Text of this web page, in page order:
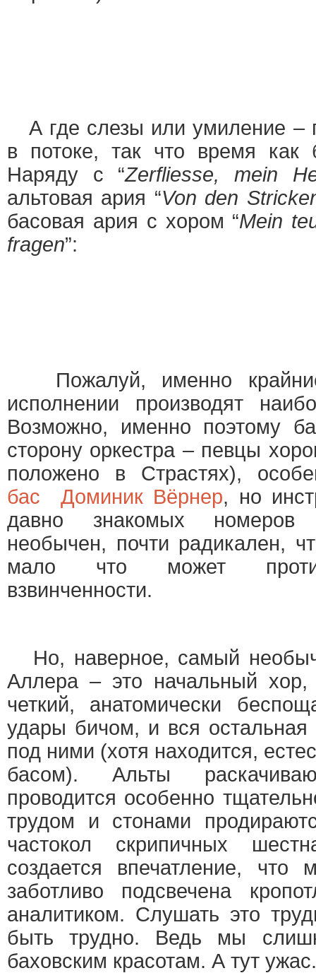
А где слезы или умиление –
в потоке, так что время как
Наряду с “Zerfliesse, mein
альтовая ария “Von den
басовая ария с хором “Mein
fragen”:
Пожалуй, именно
исполнении производят
Возможно, именно поэтому
сторону оркестра – певцы
положено в Страстях),
бас Доминик Вёрнер, но
давно знакомых номеров
необычен, почти радикален,
мало что может
взвинченности.
Но, наверное, самый
Аллера – это начальный хор,
четкий, анатомически
удары бичом, и вся остальная
под ними (хотя находится,
басом). Альты
проводится особенно
трудом и стонами
частокол скрипичных
создается впечатление, что
заботливо подсвечена
аналитиком. Слушать это
быть трудно. Ведь мы
баховским красотам. А тут ужас.